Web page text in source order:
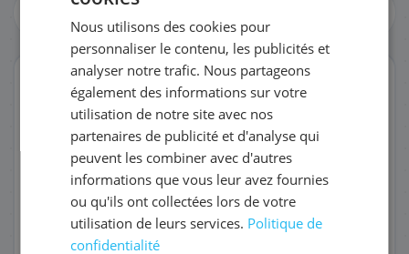
ORIGINAL
RÉFÉRENCE DU PRODUIT
FRÉQUENCE
QUANTITÉ PAR LIVRAISON
DATE DE PREMIÈRE LIVRAISON SOUHAITÉE
Nous utilisons des cookies pour
personnaliser le contenu, les publicités et
analyser notre trafic. Nous partageons
également des informations sur votre
utilisation de notre site avec nos
partenaires de publicité et d'analyse qui
peuvent les combiner avec d'autres
informations que vous leur avez fournies
ou qu'ils ont collectées lors de votre
utilisation de leurs services. Politique de
confidentialité